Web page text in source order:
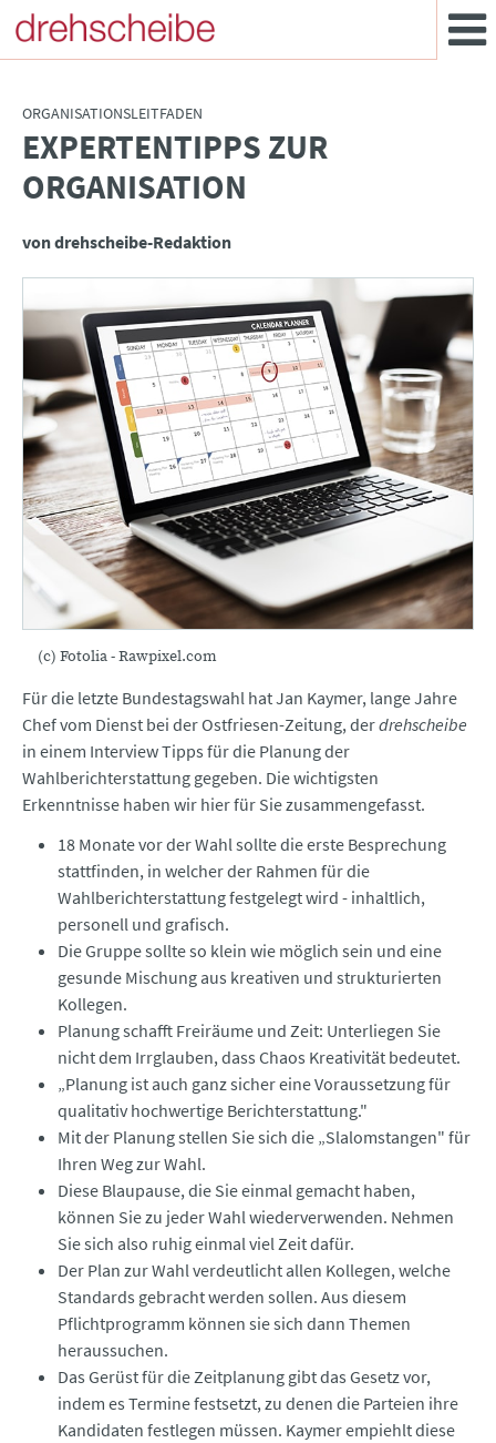
ORGANISATIONSLEITFADEN
:EXPERTENTIPPS ZUR
ORGANISATION
von drehscheibe-Redaktion
(c) Fotolia - Rawpixel.com
Für die letzte Bundestagswahl hat Jan Kaymer, lange Jahre
Chef vom Dienst bei der Ostfriesen-Zeitung, derdrehscheibe
in einem Interview Tipps für die Planung der
Wahlberichterstattung gegeben. Die wichtigsten
Erkenntnisse haben wir hier für Sie zusammengefasst.
18 Monate vor der Wahl sollte die erste Besprechung
stattfinden, in welcher der Rahmen für die
Wahlberichterstattung festgelegt wird - inhaltlich,
personell und grafisch.
Die Gruppe sollte so klein wie möglich sein und eine
gesunde Mischung aus kreativen und strukturierten
Kollegen.
Planung schafft Freiräume und Zeit: Unterliegen Sie
nicht dem Irrglauben, dass Chaos Kreativität bedeutet.
„Planung ist auch ganz sicher eine Voraussetzung für
qualitativ hochwertige Berichterstattung."
Mit der Planung stellen Sie sich die „Slalomstangen" für
Ihren Weg zur Wahl.
Diese Blaupause, die Sie einmal gemacht haben,
können Sie zu jeder Wahl wiederverwenden. Nehmen
Sie sich also ruhig einmal viel Zeit dafür.
Der Plan zur Wahl verdeutlicht allen Kollegen, welche
Standards gebracht werden sollen. Aus diesem
Pflichtprogramm können sie sich dann Themen
heraussuchen.
Das Gerüst für die Zeitplanung gibt das Gesetz vor,
indem es Termine festsetzt, zu denen die Parteien ihre
Kandidaten festlegen müssen. Kaymer empiehlt diese